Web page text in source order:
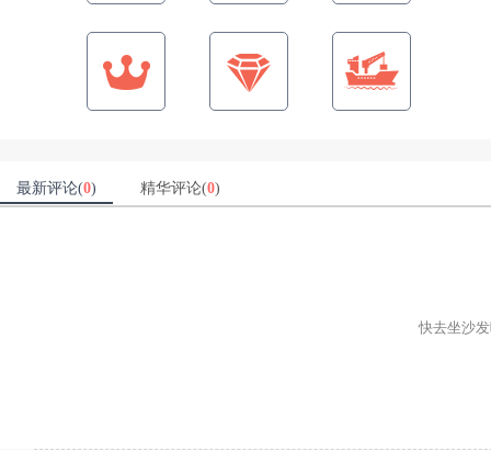
最新评论(0) 精华评论(0)
快去坐沙